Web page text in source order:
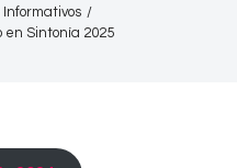
Informativos
en Sintonía 2025